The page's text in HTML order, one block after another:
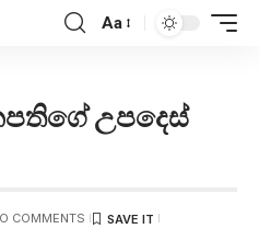
Aa
උපදෙස්
COMMENTS